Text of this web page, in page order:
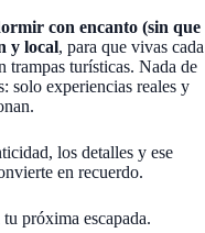
con encanto (sin que
y local, para que vivas cada
trampas turísticas. Nada de
solo experiencias reales y
los detalles y ese
en recuerdo.
próxima escapada.